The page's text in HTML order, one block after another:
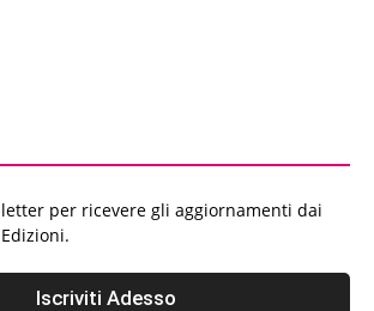
per ricevere gli aggiornamenti dai